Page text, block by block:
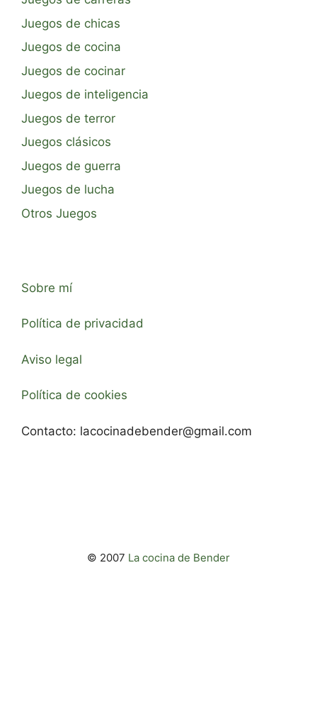
Juegos de chicas
Juegos de cocina
Juegos de cocinar
Juegos de inteligencia
Juegos de terror
Juegos clásicos
Juegos de guerra
Juegos de lucha
Otros Juegos
Sobre mí
Política de privacidad
Aviso legal
Política de cookies
Contacto: lacocinadebender@gmail.com
© 2007 La cocina de Bender